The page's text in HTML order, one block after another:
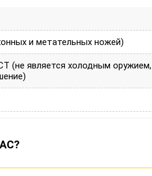
и метательных ножей)
(не является холодным оружием,